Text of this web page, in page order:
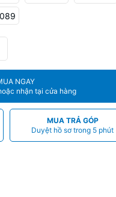
NGAY
nhận tại cửa hàng
MUA TRẢ GÓP
Duyệt hồ sơ trong 5 phút